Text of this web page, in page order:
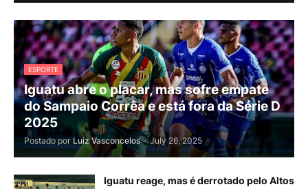
ESPORTE
Iguatu abre o placar, mas sofre empate
do Sampaio Corrêa e está fora da Série D
2025
Postado por Luiz Vasconcelos - July 26, 2025
Iguatu reage, mas é derrotado pelo Altos